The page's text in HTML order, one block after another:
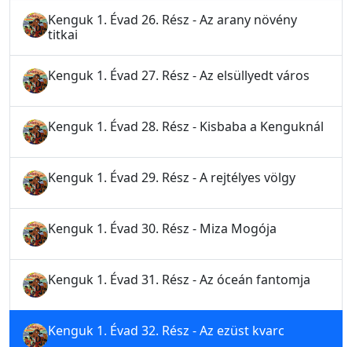
Kenguk 1. Évad 26. Rész - Az arany növény
titkai
Kenguk 1. Évad 27. Rész - Az elsüllyedt város
Kenguk 1. Évad 28. Rész - Kisbaba a Kenguknál
Kenguk 1. Évad 29. Rész - A rejtélyes völgy
Kenguk 1. Évad 30. Rész - Miza Mogója
Kenguk 1. Évad 31. Rész - Az óceán fantomja
Kenguk 1. Évad 32. Rész - Az ezüst kvarc